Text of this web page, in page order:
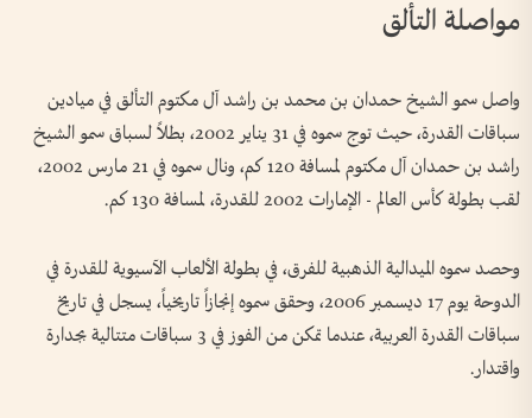
مواصلة التألق
واصل سمو الشيخ حمدان بن محمد بن راشد آل مكتوم التألق في ميادين
سباقات القدرة، حيث توج سموه في 31 يناير 2002، بطلاً لسباق سمو الشيخ
راشد بن حمدان آل مكتوم لمسافة 120 كم، ونال سموه في 21 مارس 2002،
لقب بطولة كأس العالم -‏‏‏‏‏‏‏‏‏‏‏ الإمارات 2002 للقدرة، لمسافة 130 كم.
وحصد سموه الميدالية الذهبية للفرق، في بطولة الألعاب الآسيوية للقدرة في
الدوحة يوم 17 ديسمبر 2006، وحقق سموه إنجازاً تاريخياً، يسجل في تاريخ
سباقات القدرة العربية، عندما تمكن من الفوز في 3 سباقات متتالية بجدارة
واقتدار.